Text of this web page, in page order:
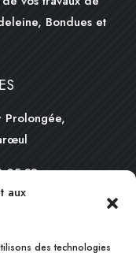
aux
des technologies
Bondues et
Prolongée,
33